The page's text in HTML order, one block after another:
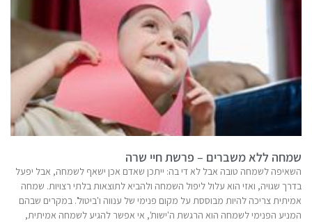
שמחה ללא משברים – פרשת חיי שרה
השאיפה לשמחה טובה אבל לא די בה: ייתכן שאדם אכן ישאף לשמחה, אבל יפעל
בדרך שגויה, ואזי הוא עלול ליפול השמחה ולהביא לתוצאות בלתי רצויות. שמחה
אמיתית צריכה להיות מבוססת על מקום פנימי של ענווה ו'ביטול'. במקרים שבהם
המניע הפנימי לשמחה הוא הרגשת ה'ישות', אי אפשר להגיע לשמחה אמיתית,